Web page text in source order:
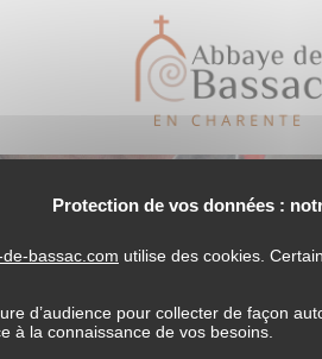
Protection de vos données :
bassac.com utilise des cookies.
d’audience pour collecter de façon
à la connaissance de vos besoins.